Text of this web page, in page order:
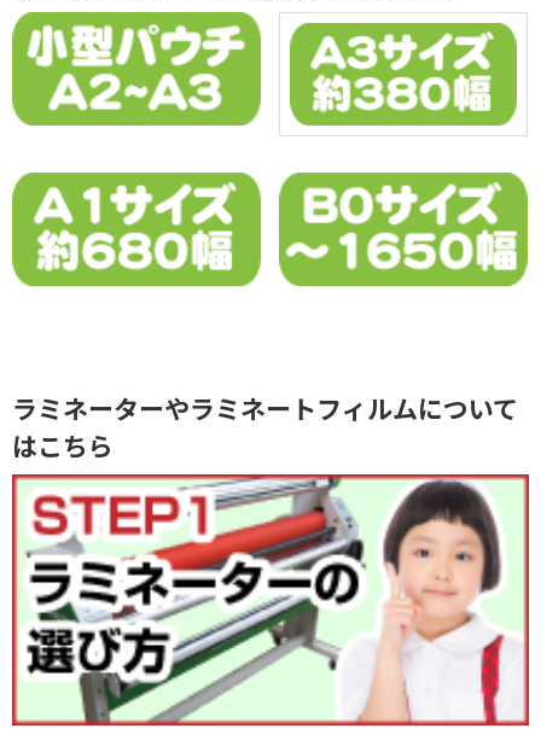
ラミネーターやラミネートフィルムについて
はこちら